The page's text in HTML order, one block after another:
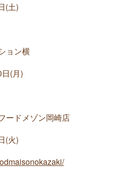
土)
ン横
(月)
ドメゾン岡崎店
火)